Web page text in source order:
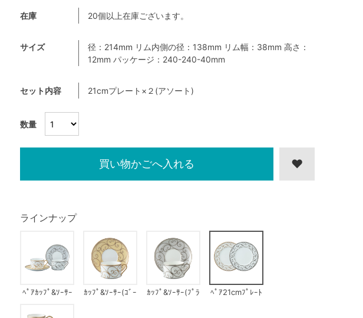
数量
在庫 20個以上在庫ございます。
サイズ
径：214mm リム内側の径：138mm リム幅：38mm 高さ：
12mm パッケージ：240-240-40mm
セット内容 21cmプレート×２(アソート)
ラインナップ
ﾍﾟｱｶｯﾌﾟ&ｿｰｻｰ
ｶｯﾌﾟ&ｿｰｻｰ(ｺﾞｰ
ｶｯﾌﾟ&ｿｰｻｰ(ﾌﾟﾗ
ﾍﾟｱ21cmﾌﾟﾚｰﾄ
買い物かごへ入れる